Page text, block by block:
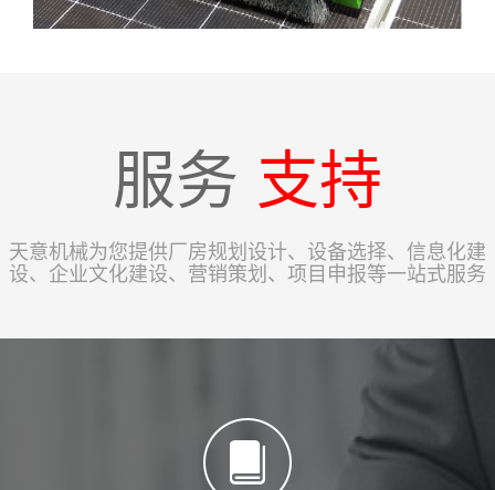
服务 支持
天意机械为您提供厂房规划设计、设备选择、信息化建
设、企业文化建设、营销策划、项目申报等一站式服务